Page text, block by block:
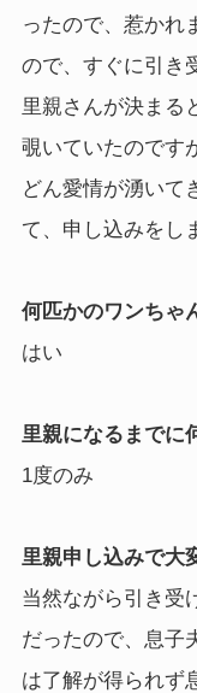
ったので、惹かれ
ので、すぐに引き
里親さんが決まる
覗いていたのです
どん愛情が湧いて
て、申し込みをし
何匹かのワンちゃ
はい
里親になるまでに
1度のみ
里親申し込みで大
当然ながら引き受
だったので、息子
は了解が得られず